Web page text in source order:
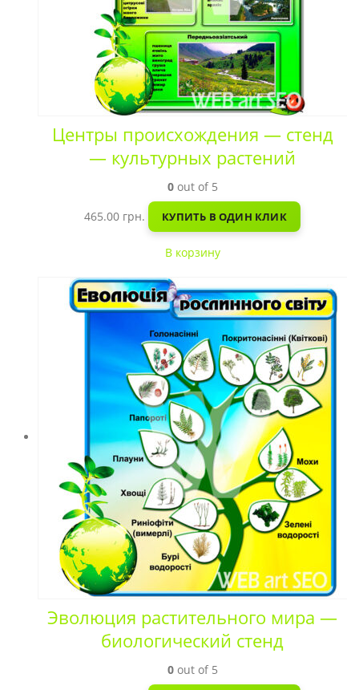
Центры происхождения — стенд
— культурных растений
0out of 5
465.00 грн. КУПИТЬ В ОДИН КЛИК
В корзину
Эволюция растительного мира —
биологический стенд
0out of 5